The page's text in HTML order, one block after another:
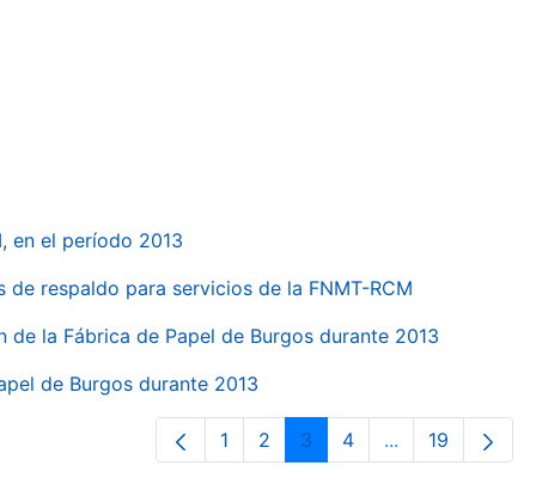
en el período 2013
respaldo para servicios de la FNMT-RCM
la Fábrica de Papel de Burgos durante 2013
de Burgos durante 2013
Página
1 Página
2 Página
3 Página
4 ...PáginasPágina
19